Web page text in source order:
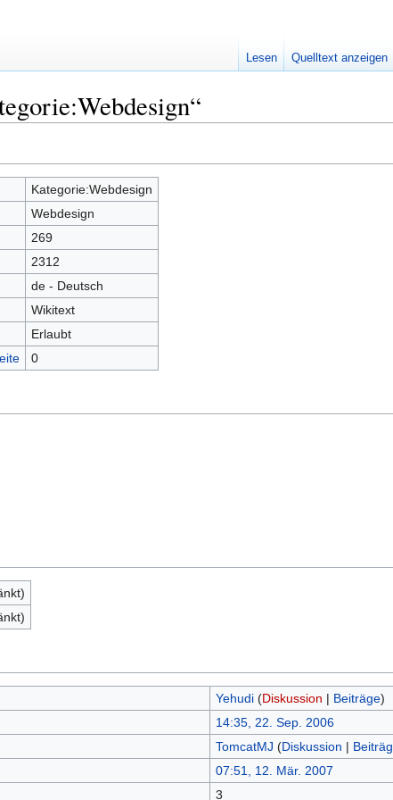
Kategorie:Webdesign
Webdesign
269
2312
de - Deutsch
Wikitext
Erlaubt
0
Yehudi (Diskussion | Beiträge)
14:35, 22. Sep. 2006
TomcatMJ (Diskussion |
07:51, 12. Mär. 2007
3
Lesen Quelltext anzeigen